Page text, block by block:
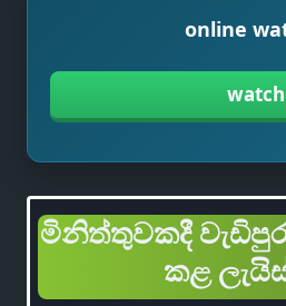
online
watch
මිනිත්තුවකදී
කළ